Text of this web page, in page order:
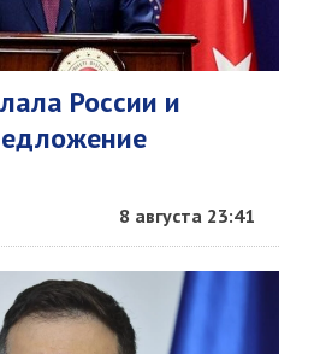
России и
8 августа 23:41